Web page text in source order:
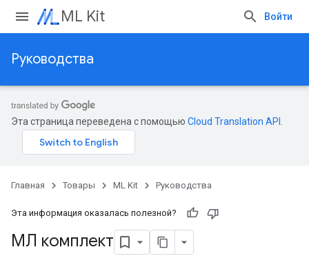
ML Kit Войти
Руководства
Эта страница переведена с помощью Cloud Translation API
Главная Товары ML Kit Руководства
Эта информация оказалась полезной?
МЛ комплект